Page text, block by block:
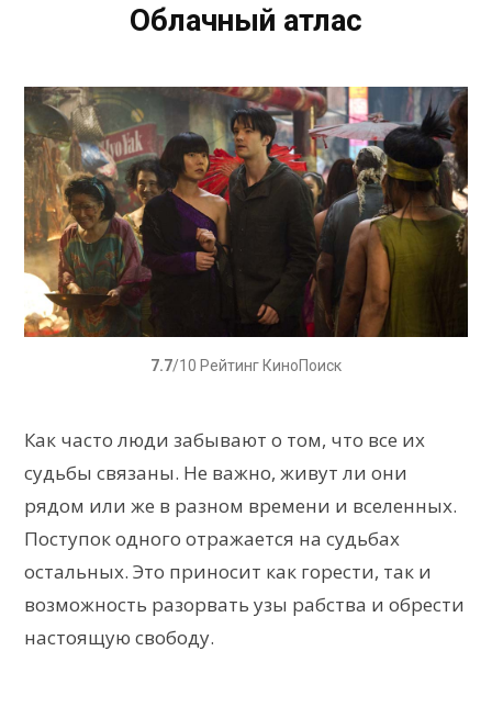
Облачный атлас
7.7/10 Рейтинг КиноПоиск
Как часто люди забывают о том, что все их
судьбы связаны. Не важно, живут ли они
рядом или же в разном времени и вселенных.
Поступок одного отражается на судьбах
остальных. Это приносит как горести, так и
возможность разорвать узы рабства и обрести
настоящую свободу.